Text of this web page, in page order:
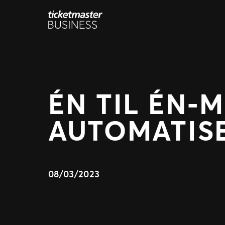
ÉN TIL ÉN-
08/03/2023